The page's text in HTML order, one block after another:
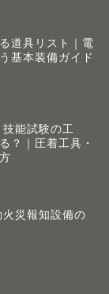
道具リスト｜電
基本装備ガイド
能試験の工
？｜圧着工具・
災報知設備の